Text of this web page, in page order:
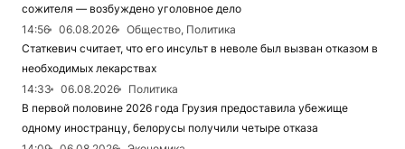
сожителя — возбуждено уголовное дело
14:56
06.08.2026
Общество, Политика
Статкевич считает, что его инсульт в неволе был вызван отказом в
необходимых лекарствах
14:33
06.08.2026
Политика
В первой половине 2026 года Грузия предоставила убежище
одному иностранцу, белорусы получили четыре отказа